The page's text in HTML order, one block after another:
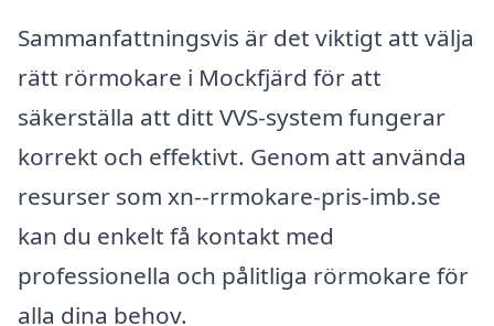
Sammanfattningsvis är det viktigt att välja
rätt rörmokare i Mockfjärd för att
säkerställa att ditt VVS-system fungerar
korrekt och effektivt. Genom att använda
resurser som xn--rrmokare-pris-imb.se
kan du enkelt få kontakt med
professionella och pålitliga rörmokare för
alla dina behov.